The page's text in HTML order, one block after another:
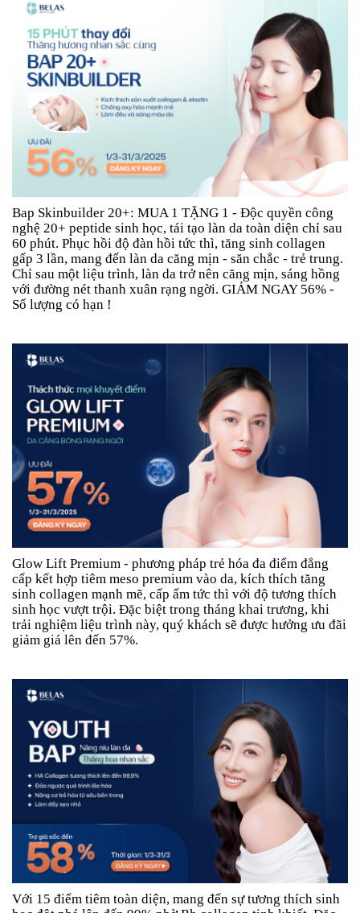
Bap Skinbuilder 20+: MUA 1 TẶNG 1 - Độc quyền công
nghệ 20+ peptide sinh học, tái tạo làn da toàn diện chỉ sau
60 phút. Phục hồi độ đàn hồi tức thì, tăng sinh collagen
gấp 3 lần, mang đến làn da căng mịn - săn chắc - trẻ trung.
Chỉ sau một liệu trình, làn da trở nên căng mịn, sáng hồng
với đường nét thanh xuân rạng ngời. GIẢM NGAY 56% -
Số lượng có hạn !
Glow Lift Premium - phương pháp trẻ hóa đa điểm đẳng
cấp kết hợp tiêm meso premium vào da, kích thích tăng
sinh collagen mạnh mẽ, cấp ẩm tức thì với độ tương thích
sinh học vượt trội. Đặc biệt trong tháng khai trương, khi
trải nghiệm liệu trình này, quý khách sẽ được hưởng ưu đãi
giảm giá lên đến 57%.
Với 15 điểm tiêm toàn diện, mang đến sự tương thích sinh